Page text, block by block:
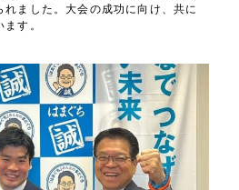
ました。大会の成功に向け、共に
す。